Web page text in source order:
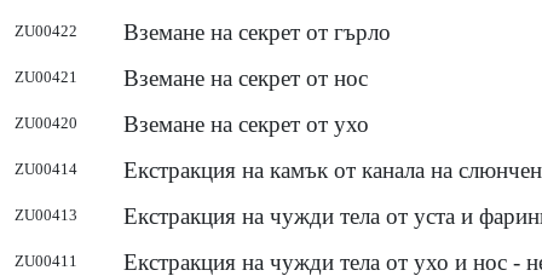
ZU00422 Вземане на секрет от гърло
ZU00421 Вземане на секрет от нос
ZU00420 Вземане на секрет от ухо
ZU00414 Екстракция на камък от канала на
ZU00413 Екстракция на чужди тела от уста и
ZU00411 Екстракция на чужди тела от ухо и нос -